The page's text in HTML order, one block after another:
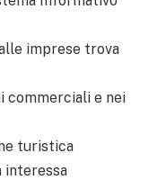
imprese trova
commerciali e nei
turistica
interessa